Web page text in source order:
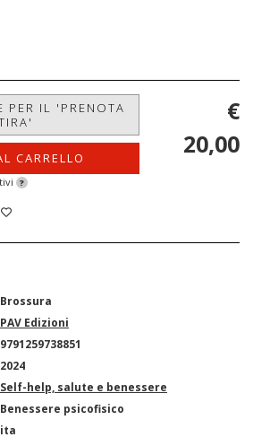
PER IL 'PRENOTA
CARRELLO
?
€
20,00
Brossura
PAV Edizioni
9791259738851
2024
Self-help, salute e benessere
Benessere psicofisico
ita